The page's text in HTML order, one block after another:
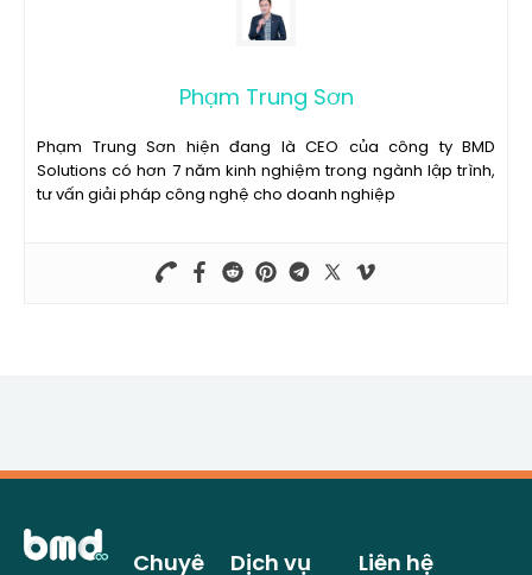
Phạm Trung Sơn
Phạm Trung Sơn hiện đang là CEO của công ty BMD
Solutions có hơn 7 năm kinh nghiệm trong ngành lập trình,
tư vấn giải pháp công nghệ cho doanh nghiệp
Chuyê
Dịch vụ
Liên hệ